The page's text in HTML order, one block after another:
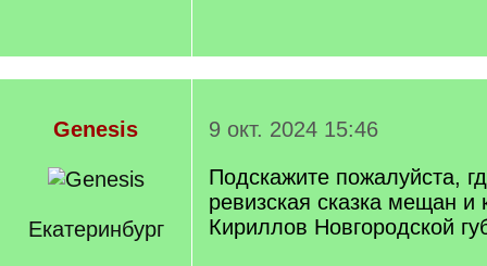
Genesis
Екатеринбург
9 окт. 2024 15:46
Подскажите пожалуйста,
ревизская сказка мещан и
Кириллов Новгородской